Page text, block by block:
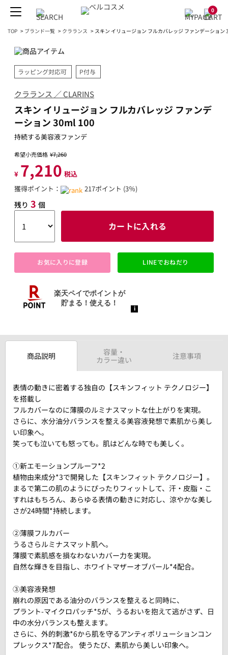
0
TOP > ブランド一覧 > クラランス > スキン イリュージョン フルカバレッジ ファンデーション
ラッピング対応可 P付与
クラランス ／ CLARINS
スキン イリュージョン フルカバレッジ ファンデ
ーション 30ml 100
持続する美容液ファンデ
希望小売価格 ¥7,260
¥ 7,210 税込
獲得ポイント：
217ポイント (3％)
残り 3 個
カートに入れる
お気に入りに登録 LINEでおねだり
商品説明
容量・
カラー違い
注意事項
表情の動きに密着する独自の【スキンフィット テクノロジー】
を搭載し
フルカバーなのに薄膜のルミナスマットな仕上がりを実現。
さらに、水分油分バランスを整える美容液発想で素肌から美し
い印象へ。
笑っても泣いても怒っても。肌はどんな時でも美しく。
①新エモーションプルーフ*2
植物由来成分*3で開発した【スキンフィット テクノロジー】。
まるで第二の肌のようにぴったりフィットして、汗・皮脂・こ
すれはもちろん、あらゆる表情の動きに対応し、涼やかな美し
さが24時間*持続します。
②薄膜フルカバー
うるさらルミナスマット肌へ。
薄膜で素肌感を損なわないカバー力を実現。
自然な輝きを目指し、ホワイトマザーオブパール*4配合。
③美容液発想
崩れの原因である油分のバランスを整えると同時に、
プラント-マイクロパッチ*5が、うるおいを抱えて逃がさず、日
中の水分バランスも整えます。
さらに、外的刺激*6から肌を守るアンティポリューションコン
プレックス*7配合。 使うたび、素肌から美しい印象へ。